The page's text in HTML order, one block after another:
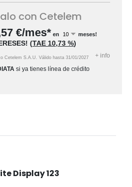
con Cetelem
€/mes* en meses!
(TAE 10,73 %)
Cetelem S.A.U. Válido hasta 31/01/2027 + info
si ya tienes línea de crédito
Display 123